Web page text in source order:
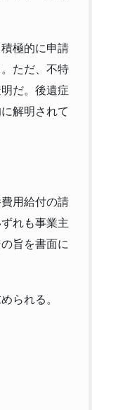
極的に申請
ただ、不特
だ。後遺症
解明されて
用給付の請
れも事業主
旨を書面に
られる。